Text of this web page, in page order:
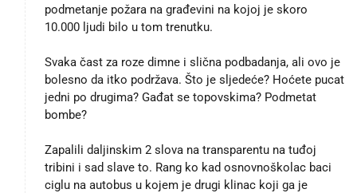
podmetanje požara na građevini na kojoj je skoro
10.000 ljudi bilo u tom trenutku.
Svaka čast za roze dimne i slična podbadanja, ali ovo je
bolesno da itko podržava. Što je sljedeće? Hoćete pucat
jedni po drugima? Gađat se topovskima? Podmetat
bombe?
Zapalili daljinskim 2 slova na transparentu na tuđoj
tribini i sad slave to. Rang ko kad osnovnoškolac baci
ciglu na autobus u kojem je drugi klinac koji ga je